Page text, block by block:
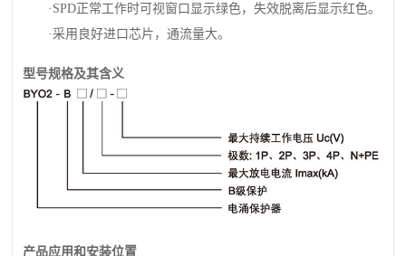
·SPD正常工作时可视窗口显示绿色，失效脱离后显示红色。
·采用良好进口芯片，通流量大。
型号规格及其含义
产品应用和安装位置